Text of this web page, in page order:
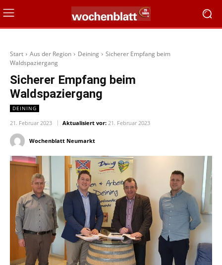
Start Aus der Region Deining
Sicherer Empfang beim
Waldspaziergang
Sicherer Empfang beim
Waldspaziergang
DEINING
21. Februar 2023 Aktualisiert vor: 21. Februar 2023
Wochenblatt Neumarkt